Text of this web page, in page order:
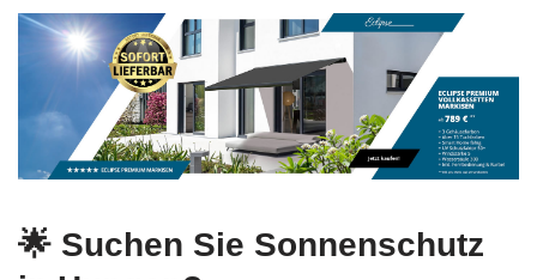
🌟 Suchen Sie Sonnenschutz